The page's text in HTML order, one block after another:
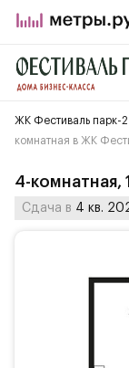
ЖК Фестиваль парк-2
комнатная в ЖК
4-комнатная,
Сдача в 4 кв.